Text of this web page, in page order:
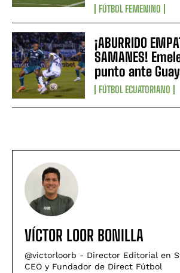
FÚTBOL FEMENINO
¡ABURRIDO
SAMANES!
punto ante
FÚTBOL ECUATORIANO
VÍCTOR LOOR BONILLA
@victorloorb - Director Editorial en
CEO y Fundador de Direct Fútbol